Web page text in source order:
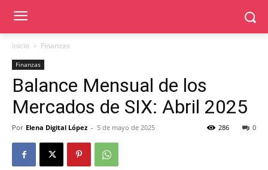
Inicio Finanzas
Finanzas
Balance Mensual de los
Mercados de SIX: Abril 2025
Por Elena Digital López - 5 de mayo de 2025 0
286